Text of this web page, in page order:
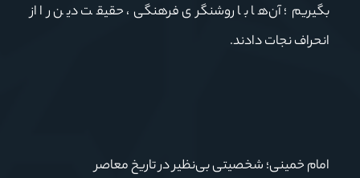
بگیریم؛ آن‌ها با روشنگری فرهنگی، حقیقت دین را از
انحراف نجات دادند.
امام خمینی؛ شخصیتی بی‌نظیر در تاریخ معاصر